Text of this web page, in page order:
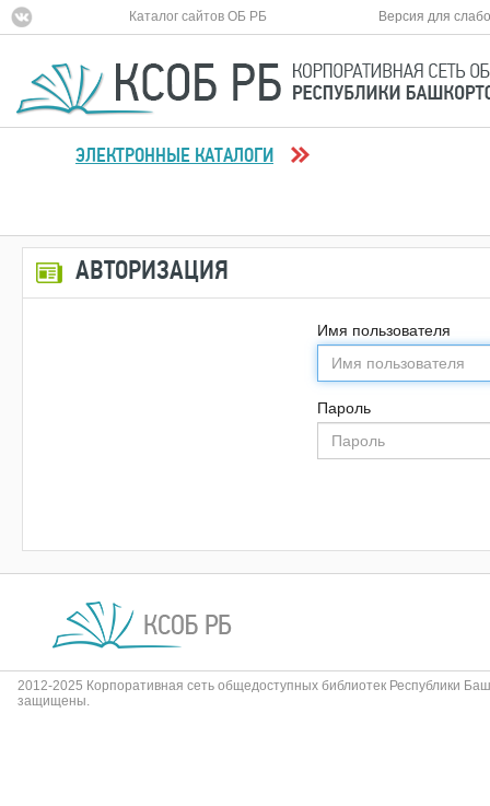
Каталог сайтов ОБ РБ Версия для
ЭЛЕКТРОННЫЕ КАТАЛОГИ
АВТОРИЗАЦИЯ
Имя пользователя
Пароль
2012-2025 Корпоративная сеть общедоступных библиотек Республики
защищены.